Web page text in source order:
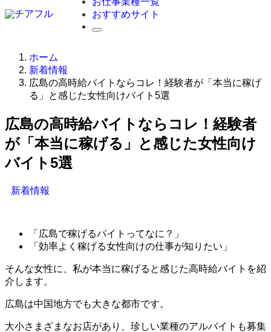
おすすめサイト
ホーム
新着情報
広島の高時給バイトならコレ！経験者が「本当に稼げ
る」と感じた女性向けバイト5選
広島の高時給バイトならコレ！経験者
が「本当に稼げる」と感じた女性向け
バイト5選
新着情報
「広島で稼げるバイトってなに？」
「効率よく稼げる女性向けの仕事が知りたい」
そんな女性に、私が本当に稼げると感じた高時給バイトを紹
介します。
広島は中国地方でも大きな都市です。
大小さまざまなお店があり、珍しい業種のアルバイトも募集